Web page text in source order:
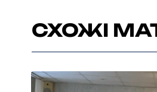
СХОЖІ